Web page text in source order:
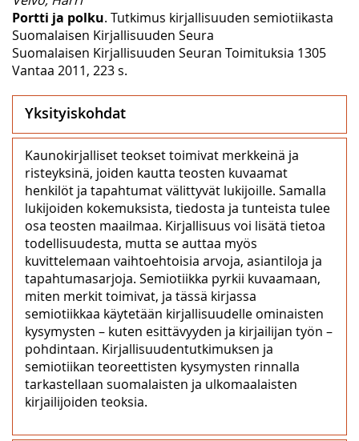
Portti ja polku. Tutkimus kirjallisuuden semiotiikasta
Suomalaisen Kirjallisuuden Seura
Suomalaisen Kirjallisuuden Seuran Toimituksia 1305
Vantaa 2011, 223 s.
Yksityiskohdat
Kaunokirjalliset teokset toimivat merkkeinä ja
risteyksinä, joiden kautta teosten kuvaamat
henkilöt ja tapahtumat välittyvät lukijoille. Samalla
lukijoiden kokemuksista, tiedosta ja tunteista tulee
osa teosten maailmaa. Kirjallisuus voi lisätä tietoa
todellisuudesta, mutta se auttaa myös
kuvittelemaan vaihtoehtoisia arvoja, asiantiloja ja
tapahtumasarjoja. Semiotiikka pyrkii kuvaamaan,
miten merkit toimivat, ja tässä kirjassa
semiotiikkaa käytetään kirjallisuudelle ominaisten
kysymysten – kuten esittävyyden ja kirjailijan työn –
pohdintaan. Kirjallisuudentutkimuksen ja
semiotiikan teoreettisten kysymysten rinnalla
tarkastellaan suomalaisten ja ulkomaalaisten
kirjailijoiden teoksia.